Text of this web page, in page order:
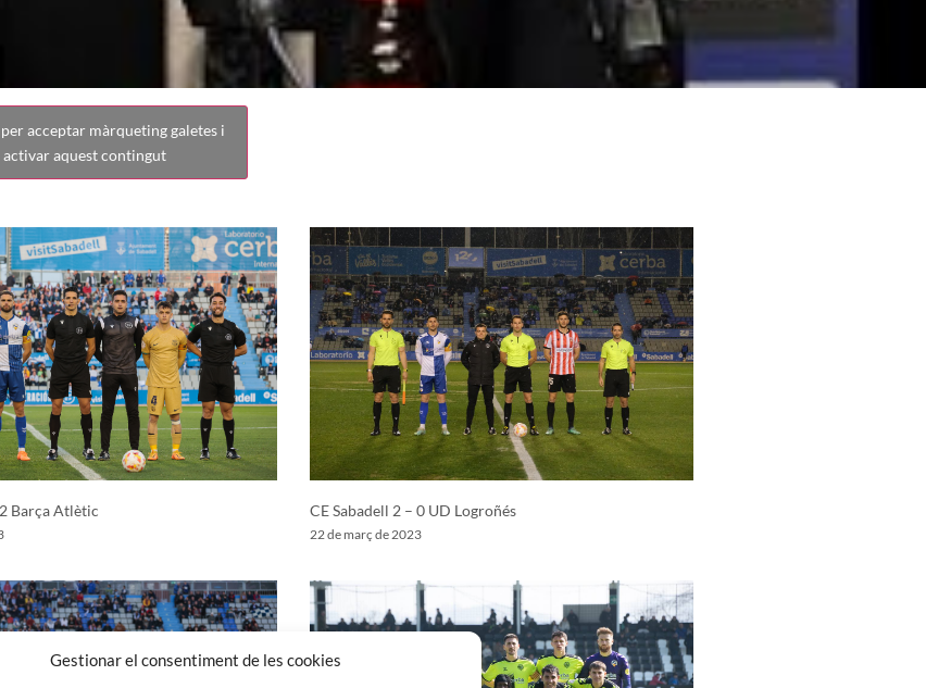
Gestionar el consentiment de les cookies
acceptar màrqueting galetes i
activar aquest contingut
Barça Atlètic CE Sabadell 2 – 0 UD Logroñés
22 de març de 2023